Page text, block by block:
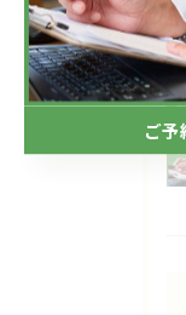
ご
ご